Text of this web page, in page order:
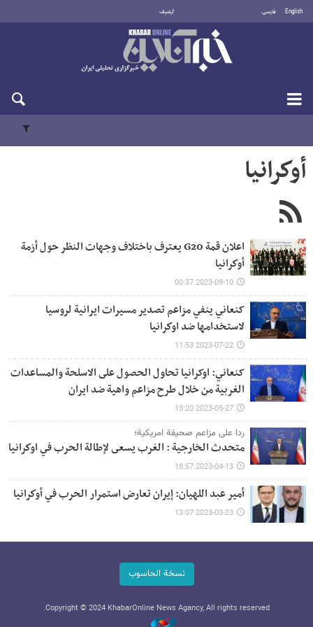
English فارسی أرشيف
أوكرانيا
اعلان قمة G20 يعترف باختلاف وجهات النظر حول أزمة
أوكرانيا
2023-09-10 00:37
کنعاني ينفي مزاعم تصدير مسيرات ايرانية لروسيا
لاستخدامها ضد اوكرانيا
2023-07-22 11:53
کنعاني: اوکرانیا تحاول الحصول على الاسلحة والمساعدات
الغربية من خلال طرح مزاعم واهية ضد ايران
2023-05-27 13:20
ردا على مزاعم صحيفة امريكية؛
متحدث الخارجية : الغرب يسعى لإطالة الحرب في اوكرانيا
2023-04-13 18:57
أمير عبد اللهيان: إيران تعارض استمرار الحرب في أوكرانيا
2023-03-23 13:07
نسخة الحاسوب
Copyright © 2024 KhabarOnline News Agancy, All rights reserved.